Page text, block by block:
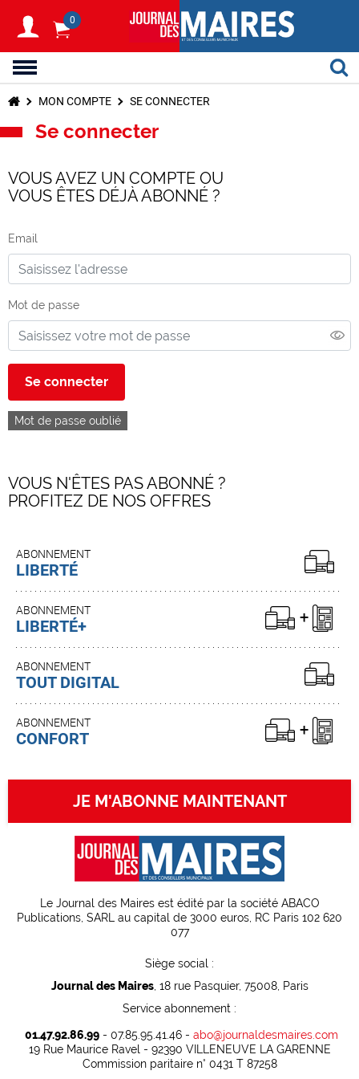
0
MON COMPTE SE CONNECTER
Se connecter
VOUS AVEZ UN COMPTE OU
VOUS ÊTES DÉJÀ ABONNÉ ?
Email
Mot de passe
Se connecter
Mot de passe oublié
VOUS N'ÊTES PAS ABONNÉ ?
PROFITEZ DE NOS OFFRES
ABONNEMENT
LIBERTÉ
ABONNEMENT
LIBERTÉ+
ABONNEMENT
TOUT DIGITAL
ABONNEMENT
CONFORT
JE M'ABONNE MAINTENANT
Le Journal des Maires est édité par la société ABACO
Publications, SARL au capital de 3000 euros, RC Paris 102 620
077
Siège social :
Journal des Maires, 18 rue Pasquier, 75008, Paris
Service abonnement :
01.47.92.86.99- 07.85.95.41.46 - abo@journaldesmaires.com
19 Rue Maurice Ravel - 92390 VILLENEUVE LA GARENNE
Commission paritaire n° 0431 T 87258